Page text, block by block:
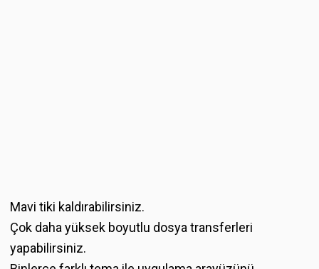
Mavi tiki kaldırabilirsiniz.
Çok daha yüksek boyutlu dosya transferleri
yapabilirsiniz.